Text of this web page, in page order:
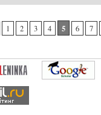
1 2 3 4 5 6 7